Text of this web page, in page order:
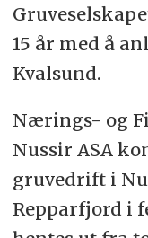
15 år med å
Kvalsund.
Nærings- og
Nussir ASA
gruvedrift i
Repparfjord i